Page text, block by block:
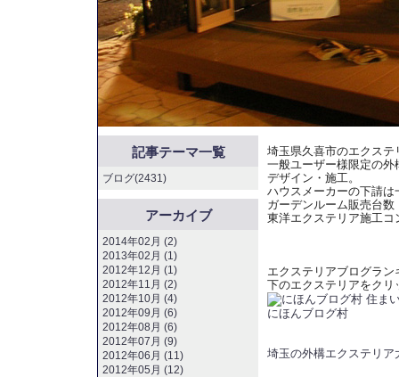
埼玉県久喜市のエクス
一般ユーザー様限定の外
デザイン・施工。
ハウスメーカーの下請
ガーデンルーム販売
東洋エクステリア施工
エクステリアブログラ
下のエクステリアをク
にほんブログ村
埼玉の外構エクステリア
記事テーマ一覧
ブログ(2431)
アーカイブ
2014年02月 (2)
2013年02月 (1)
2012年12月 (1)
2012年11月 (2)
2012年10月 (4)
2012年09月 (6)
2012年08月 (6)
2012年07月 (9)
2012年06月 (11)
2012年05月 (12)